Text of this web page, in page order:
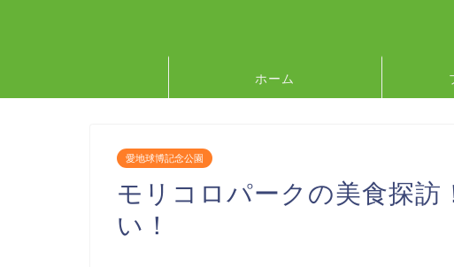
ホーム
愛地球博記念公園
モリコロパークの美食探訪
い！